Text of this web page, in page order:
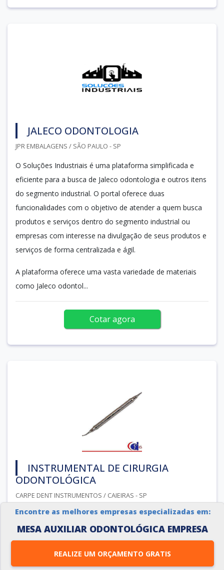
Encontre as melhores empresas especializadas em:
MESA AUXILIAR ODONTOLÓGICA EMPRESA
REALIZE UM ORÇAMENTO GRATIS
JALECO ODONTOLOGIA
JPR EMBALAGENS / SÃO PAULO - SP
O Soluções Industriais é uma plataforma simplificada e
eficiente para a busca de Jaleco odontologia e outros itens
do segmento industrial. O portal oferece duas
funcionalidades com o objetivo de atender a quem busca
produtos e serviços dentro do segmento industrial ou
empresas com interesse na divulgação de seus produtos e
serviços de forma centralizada e ágil.
A plataforma oferece uma vasta variedade de materiais
como Jaleco odontol...
Cotar agora
INSTRUMENTAL DE CIRURGIA
ODONTOLÓGICA
CARPE DENT INSTRUMENTOS / CAIEIRAS - SP
O instrumental de cirurgia odontológica é um materiail
imprescritível para a realização dos mais variados
procedimentos, desde os mais simples ao mais
complexos. Existem diversos tipos de instrumentos